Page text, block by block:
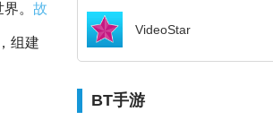
。 故
组建
VideoStar
BT手游